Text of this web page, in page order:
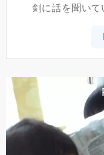
剣に話を聞い